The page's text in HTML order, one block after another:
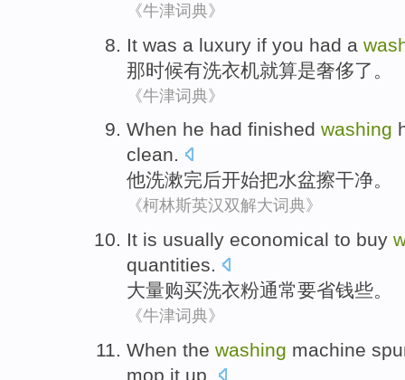
《牛津词典》
It was a luxury if you had a
那时候有洗衣机就算是奢侈了。
《牛津词典》
When he had finished washing
clean.
他洗漱完后开始把水盆擦干净。
《柯林斯英汉双解大词典》
It is usually economical to buy
quantities.
大量购买洗衣粉通常要省钱些。
《牛津词典》
When the washing machine
mop it up.